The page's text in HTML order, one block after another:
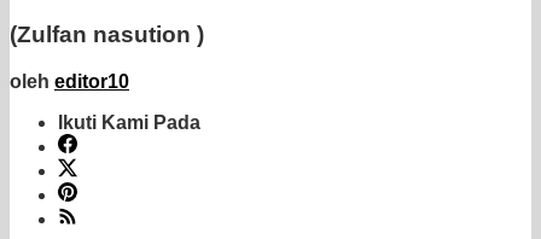
(Zulfan nasution )
oleh editor10
Ikuti Kami Pada